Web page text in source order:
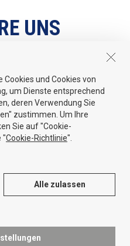
UNS
WHISTLEBLOWING
Cookies und Cookies von
um Dienste entsprechend
deren Verwendung Sie
zustimmen. Um Ihre
Sie auf "Cookie-
"Cookie-Richtlinie".
Alle zulassen